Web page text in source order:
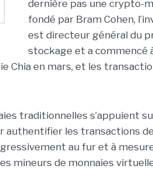
dernière pas une crypto-
fondé par Bram Cohen,
est directeur général du
stockage et a commencé
Chia en mars, et les
traditionnelles s’appuient
authentifier les transactions
au fur et à
mineurs de monnaies